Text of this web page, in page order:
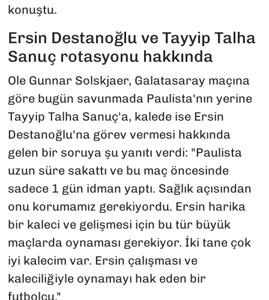
konuştu.
Ersin Destanoğlu ve Tayyip Talha
Sanuç rotasyonu hakkında
Ole Gunnar Solskjaer, Galatasaray maçına
göre bugün savunmada Paulista'nın yerine
Tayyip Talha Sanuç'a, kalede ise Ersin
Destanoğlu'na görev vermesi hakkında
gelen bir soruya şu yanıtı verdi: "Paulista
uzun süre sakattı ve bu maç öncesinde
sadece 1 gün idman yaptı. Sağlık açısından
onu korumamız gerekiyordu. Ersin harika
bir kaleci ve gelişmesi için bu tür büyük
maçlarda oynaması gerekiyor. İki tane çok
iyi kalecim var. Ersin çalışması ve
kaleciliğiyle oynamayı hak eden bir
futbolcu."